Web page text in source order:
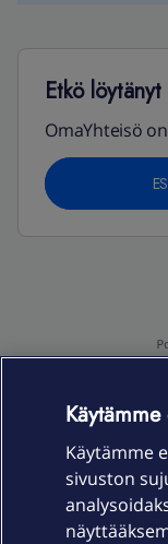
Etkö
OmaYhteisö
Laitteet & liittymät
Käytämme
sivuston